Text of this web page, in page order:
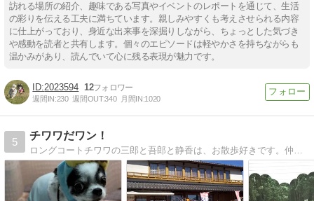
訪れる場所の紹介、趣味である写真やイベントのレポートを通じて、生活
の彩りを伝える工夫に満ちています。親しみやすくも考えさせられる内容
に仕上がっており、身近な出来事を深掘りしながら、ちょっとした気づき
や感動を読者と共有します。個々のエピソードは軽やかさを持ちながらも
温かみがあり、読んでいて心に残る表現が魅力です。
2023594 12
週間IN:230 週間OUT:340 月間IN:1020
5
チワワだワン！
ロングコートチワワの三郎と吾郎と静香は、お散歩好きです。仲がいいのか悪いのか？そんな日々を綴ります。三郎は虹の橋を渡りました。